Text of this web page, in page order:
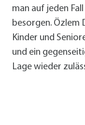
man auf jeden
besorgen. Özlem
Kinder und
und ein
Lage wieder